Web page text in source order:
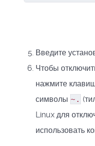
Введите
Чтобы
нажмите
символы ~.
Linux для
использовать